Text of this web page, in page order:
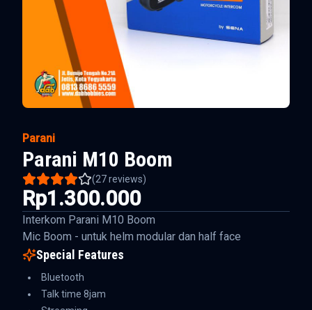
Parani
Parani M10 Boom
(27reviews)
Rp1.300.000
Interkom Parani M10 Boom
Mic Boom - untuk helm modular dan half face
Special Features
Bluetooth
Talk time 8jam